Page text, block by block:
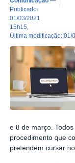
publicado:
01/03/2021
15h15
última modificação: 01/
e 8 de março.
procedimento que
pretendem cursar